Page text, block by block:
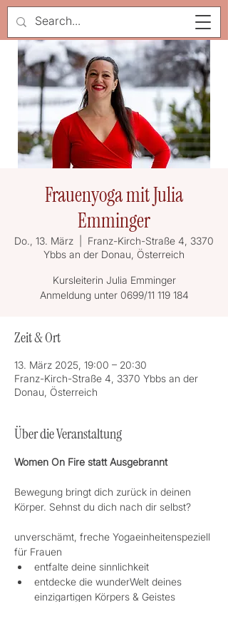
Frauenyoga mit Julia
Emminger
Do., 13. März
Franz-Kirch-Straße 4, 3370
Ybbs an der Donau, Österreich
Kursleiterin Julia Emminger
Anmeldung unter 0699/11 119 184
Zeit & Ort
13. März 2025, 19:00 – 20:30
Franz-Kirch-Straße 4, 3370 Ybbs an der
Donau, Österreich
Über die Veranstaltung
Women On Fire statt Ausgebrannt
Bewegung bringt dich zurück in deinen
Körper. Sehnst du dich nach dir selbst?
unverschämt, freche Yogaeinheitenspeziell
für Frauen
entfalte deine sinnlichkeit
entdecke die wunderWelt deines
einzigartigen Körpers & Geistes